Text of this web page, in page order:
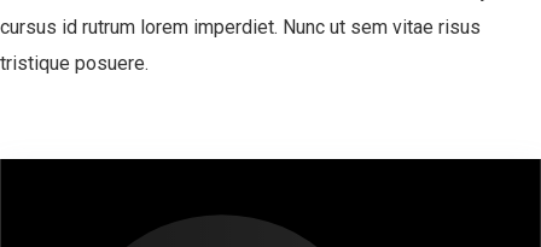
cursus id rutrum lorem imperdiet. Nunc ut sem vitae risus
tristique posuere.